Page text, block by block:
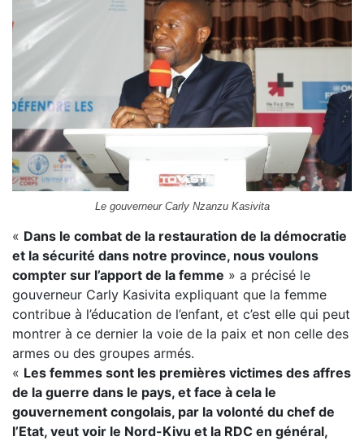
Le gouverneur Carly Nzanzu Kasivita
« Dans le combat de la restauration de la démocratie
et la sécurité dans notre province, nous voulons
compter sur l’apport de la femme » a précisé le
gouverneur Carly Kasivita expliquant que la femme
contribue à l’éducation de l’enfant, et c’est elle qui peut
montrer à ce dernier la voie de la paix et non celle des
armes ou des groupes armés.
« Les femmes sont les premières victimes des affres
de la guerre dans le pays, et face à cela le
gouvernement congolais, par la volonté du chef de
l’Etat, veut voir le Nord-Kivu et la RDC en général,